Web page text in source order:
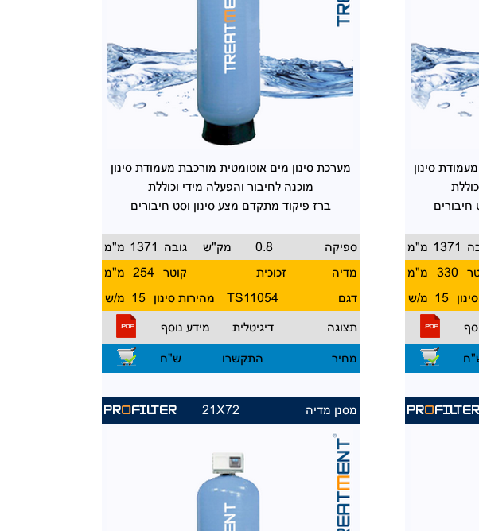
מערכת סינון מים אוטומטית מורכבת מעמודת סינון
מוכנהלחיבור והפעלה מידי וכוללת
ברז פיקוד מתקדם מצע סינון וסט חיבורים
מ"מ 1371 גובה מק"ש 0.8
ספיקה
מ"מ
254 קוטר זכוכית
מדיה
מ/ש 15 מהירות סינון TS11054 דגם
מידע נוסף דיגיטלית תצוגה
ש"ח התקשרו מחיר
סינון
חיבורים
מ"מ 1371
מ"מ
330
מ/ש 15
PROFILTER 21X72 מסנן מדיה PROFILTER